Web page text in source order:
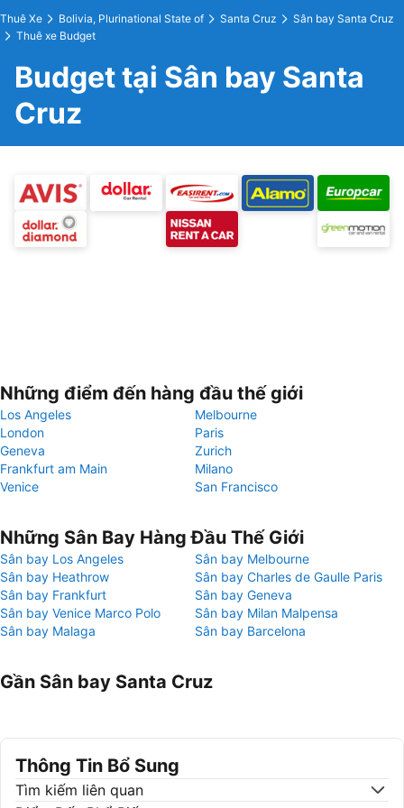
Thuê Xe Bolivia, Plurinational State of Santa Cruz
Sân bay Santa Cruz
Thuê xe Budget
Budget tại Sân bay Santa
Cruz
Những điểm đến hàng đầu thế giới
Los Angeles
Melbourne
London
Paris
Geneva
Zurich
Frankfurt am Main
Milano
Venice
San Francisco
Những Sân Bay Hàng Đầu Thế Giới
Sân bay Los Angeles
Sân bay Melbourne
Sân bay Heathrow
Sân bay Charles de Gaulle Paris
Sân bay Frankfurt
Sân bay Geneva
Sân bay Venice Marco Polo
Sân bay Milan Malpensa
Sân bay Malaga
Sân bay Barcelona
Gần Sân bay Santa Cruz
Thông Tin Bổ Sung
Tìm kiếm liên quan